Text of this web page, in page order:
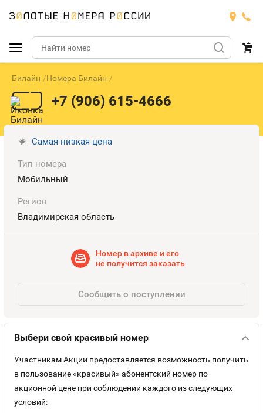
Подобрать номер
МТС
МТС
Тарифы
Номера
Билайн
БИЛАЙН
Номера
Мегафон
МЕГАФОН
Тарифы
Йота
Устройства
Билайн Номера Билайн
+7 (906) 615-4666
Самая низкая цена
Тип номера
Мобильный
Регион
Владимирская область
Номер в архиве и его
не получится заказать
Сообщить о поступлении
Выбери свой красивый номер
Участникам Акции предоставляется возможность получить
в пользование «красивый» абонентский номер по
акционной цене при соблюдении каждого из следующих
условий: